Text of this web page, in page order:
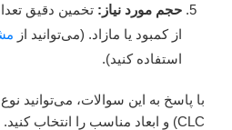
حجم مورد نیاز: تخمین دقیق
از کمبود یا مازاد. (می‌توانید از
استفاده کنید).
با پاسخ به این سوالات، می‌توانید
CLC) و ابعاد مناسب را انتخاب کنید.